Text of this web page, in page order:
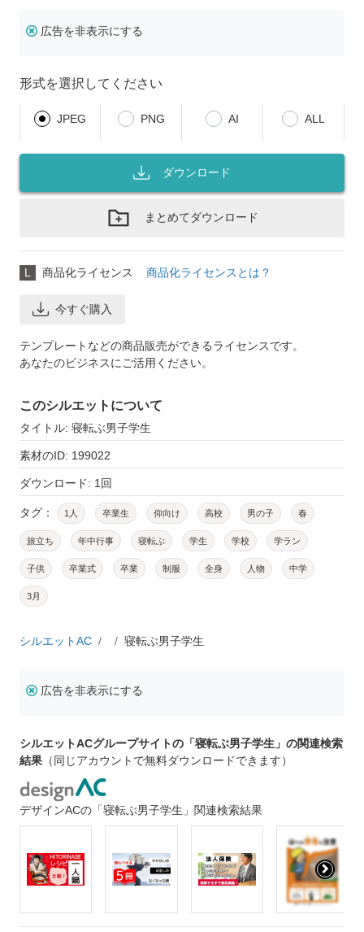
広告を非表示にする
形式を選択してください
JPEG PNG AI ALL
ダウンロード
まとめてダウンロード
L 商品化ライセンス 商品化ライセンスとは？
今すぐ購入
テンプレートなどの商品販売ができるライセンスです。
あなたのビジネスにご活用ください。
このシルエットについて
タイトル: 寝転ぶ男子学生
素材のID: 199022
ダウンロード: 1回
タグ： 1人 卒業生 仰向け 高校 男の子 春
旅立ち 年中行事 寝転ぶ 学生 学校 学ラン
子供 卒業式 卒業 制服 全身 人物 中学
3月
シルエットAC 寝転ぶ男子学生
広告を非表示にする
シルエットACグループサイトの「寝転ぶ男子学生」の関連検索
結果 （同じアカウントで無料ダウンロードできます）
デザインACの「寝転ぶ男子学生」関連検索結果